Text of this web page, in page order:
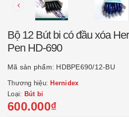
Bộ 12 Bút bi có đầu xóa
Pen HD-690
Mã sản phẩm: HDBPE690/12-BU
Thương hiệu: Hernidex
Loại: Bút bi
600.000₫